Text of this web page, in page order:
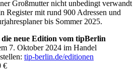
Großmutter nicht unbedingt verwandt
Register mit rund 900 Adressen und
bis Sommer 2025.
neue Edition vom tipBerlin
7. Oktober 2024 im Handel
tip-berlin.de/editionen
€